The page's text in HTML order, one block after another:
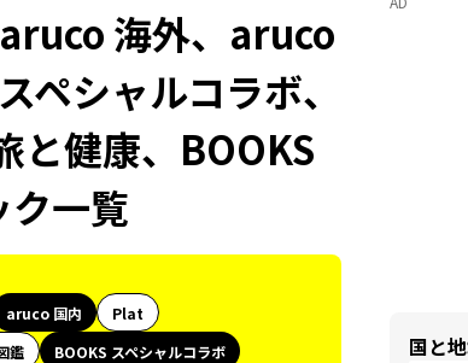
海外、aruco
ペシャルコラボ、
と健康、BOOKS
一覧
aruco 国内
Plat
鑑
BOOKS スペシャルコラボ
国と